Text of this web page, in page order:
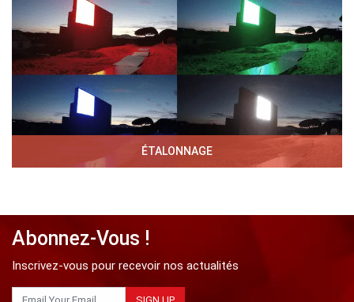
ÉTALONNAGE
Abonnez-Vous !
Inscrivez-vous pour recevoir nos actualités